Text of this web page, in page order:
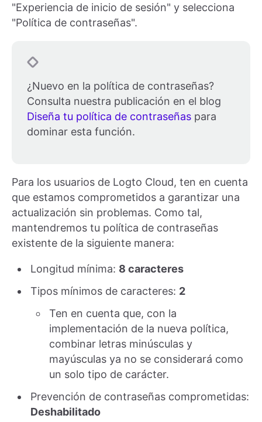
"Experiencia de inicio de sesión" y selecciona
"Política de contraseñas".
¿Nuevo en la política de contraseñas?
Consulta nuestra publicación en el blog
Diseña tu política de contraseñas para
dominar esta función.
Para los usuarios de Logto Cloud, ten en cuenta
que estamos comprometidos a garantizar una
actualización sin problemas. Como tal,
mantendremos tu política de contraseñas
existente de la siguiente manera:
Longitud mínima: 8 caracteres
Tipos mínimos de caracteres: 2
Ten en cuenta que, con la
implementación de la nueva política,
combinar letras minúsculas y
mayúsculas ya no se considerará como
un solo tipo de carácter.
Prevención de contraseñas comprometidas:
Deshabilitado